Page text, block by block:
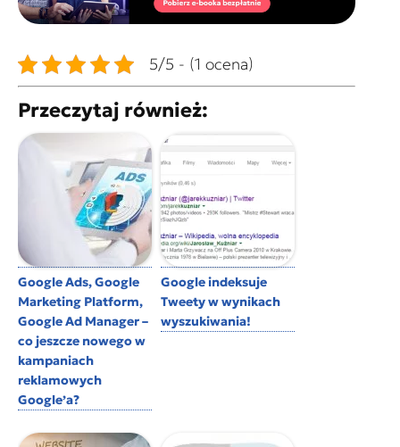
5/5 - (1 ocena)
Przeczytaj również:
Google Ads, Google
Marketing Platform,
Google Ad Manager –
co jeszcze nowego w
kampaniach
reklamowych
Google’a?
Google indeksuje
Tweety w wynikach
wyszukiwania!